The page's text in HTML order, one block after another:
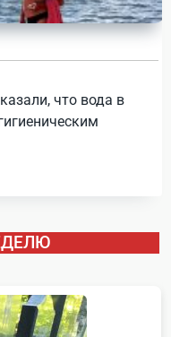
что вода в